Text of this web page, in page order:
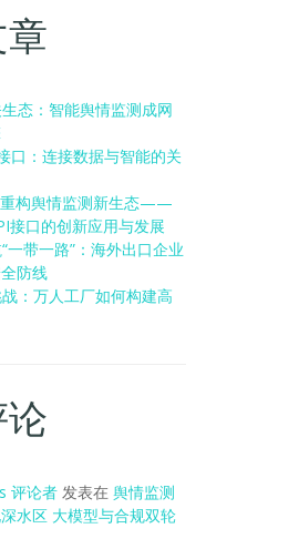
态：智能舆情监测成网
口：连接数据与智能的关
重构舆情监测新生态——
接口的创新应用与发展
一带一路”：海外出口企业
防线
：万人工厂如何构建高
评论者 发表在 舆情监测
水区 大模型与合规双轮